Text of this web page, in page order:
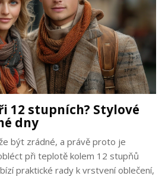
12 stupních? Stylové
dny
být zrádné, a právě proto je
při teplotě kolem 12 stupňů
praktické rady k vrstvení oblečení,